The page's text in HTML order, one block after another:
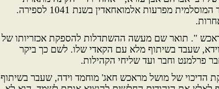
סבלם של יהודי מרוקו וספרד המוסלמית מפרעות אלמואחאדין בשנת 1041 לספירה.
". תואר שם מעשה ההשתדלות להספקת אכזריותו של
שעבד בשיתוף מלא עם הקאדי שלו. לשם כך ביקר
פרלמנט וחבר ועד שליחי הקהילות.
הדיכוי של מושל מראכש חאג' מוחמד וידה, שעבר בשיתוף